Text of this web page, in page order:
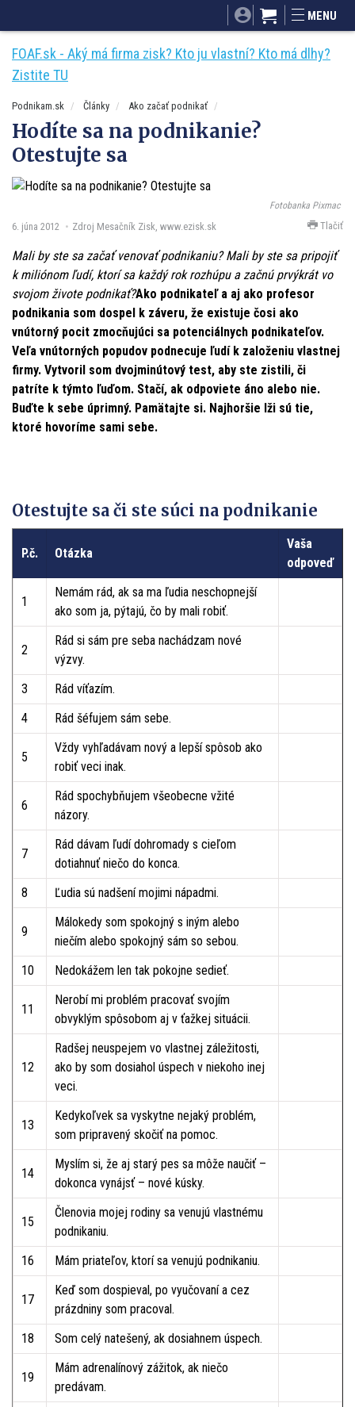
Mnamky-recepty.sk
MENU
FOAF.sk - Aký má firma zisk? Kto ju vlastní? Kto má dlhy?
Zistite TU
Podnikam.sk Články Ako začať podnikať
Hodíte sa na podnikanie?
Otestujte sa
Fotobanka Pixmac
6. júna 2012 Zdroj Mesačník Zisk, www.ezisk.sk Tlačiť
Mali by ste sa začať venovať podnikaniu? Mali by ste sa pripojiť
k miliónom ľudí, ktorí sa každý rok rozhúpu a začnú prvýkrát vo
svojom živote podnikať?Ako podnikateľ a aj ako profesor
podnikania som dospel k záveru, že existuje čosi ako
vnútorný pocit zmocňujúci sa potenciálnych podnikateľov.
Veľa vnútorných popudov podnecuje ľudí k založeniu vlastnej
firmy. Vytvoril som dvojminútový test, aby ste zistili, či
patríte k týmto ľuďom. Stačí, ak odpoviete áno alebo nie.
Buďte k sebe úprimný. Pamätajte si. Najhoršie lži sú tie,
ktoré hovoríme sami sebe.
Otestujte sa či ste súci na podnikanie
P.č. Otázka
Vaša
odpoveď
1
Nemám rád, ak sa ma ľudia neschopnejší
ako som ja, pýtajú, čo by mali robiť.
2
Rád si sám pre seba nachádzam nové
výzvy.
3
Rád víťazím.
4
Rád šéfujem sám sebe.
5
Vždy vyhľadávam nový a lepší spôsob ako
robiť veci inak.
6
Rád spochybňujem všeobecne vžité
názory.
7
Rád dávam ľudí dohromady s cieľom
dotiahnuť niečo do konca.
8
Ľudia sú nadšení mojimi nápadmi.
9
Málokedy som spokojný s iným alebo
niečím alebo spokojný sám so sebou.
10
Nedokážem len tak pokojne sedieť.
11
Nerobí mi problém pracovať svojím
obvyklým spôsobom aj v ťažkej situácii.
12
Radšej neuspejem vo vlastnej záležitosti,
ako by som dosiahol úspech v niekoho inej
veci.
13
Kedykoľvek sa vyskytne nejaký problém,
som pripravený skočiť na pomoc.
14
Myslím si, že aj starý pes sa môže naučiť –
dokonca vynájsť – nové kúsky.
15
Členovia mojej rodiny sa venujú vlastnému
podnikaniu.
16
Mám priateľov, ktorí sa venujú podnikaniu.
17
Keď som dospieval, po vyučovaní a cez
prázdniny som pracoval.
18
Som celý natešený, ak dosiahnem úspech.
19
Mám adrenalínový zážitok, ak niečo
predávam.